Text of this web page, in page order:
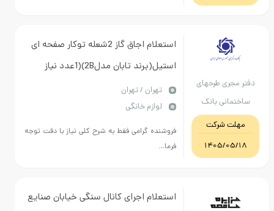
طرحهای
بانک
استعلام اجاق گاز 2شعله توکار صفحه ای
استیل(برند تابان مدل2B)(1عدد نیاز
است)-سینک ظرفشویی استیل توکار تک
است)
تهران / تهران
لوازم خانگی
فروشنده گرامی فقط به شرح کلی نیاز با دقت توجه
فرما...
استعلام اجرای کانال سنگی خیابان صنایع